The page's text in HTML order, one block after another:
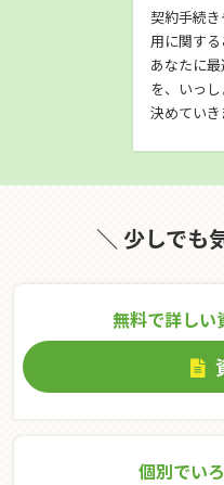
契約手続
用に関する
あなたに
を、いっ
決めていき
＼ 少しでも
無料で詳しい
個別でい